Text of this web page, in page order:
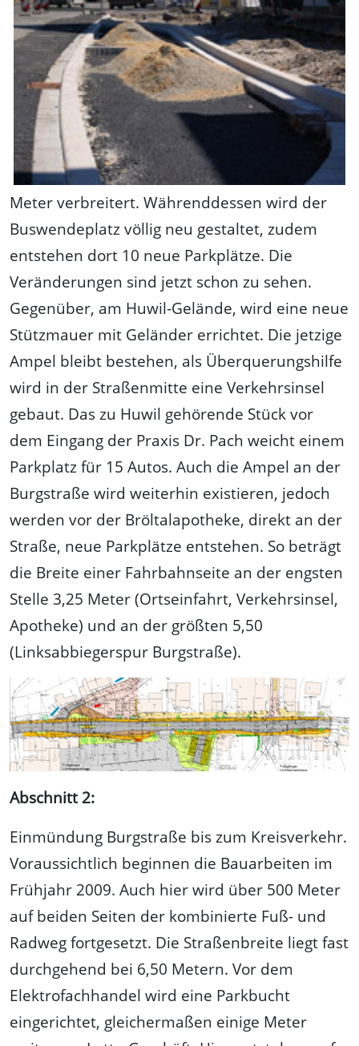
Meter verbreitert. Währenddessen wird der
Buswendeplatz völlig neu gestaltet, zudem
entstehen dort 10 neue Parkplätze. Die
Veränderungen sind jetzt schon zu sehen.
Gegenüber, am Huwil-Gelände, wird eine neue
Stützmauer mit Geländer errichtet. Die jetzige
Ampel bleibt bestehen, als Überquerungshilfe
wird in der Straßenmitte eine Verkehrsinsel
gebaut. Das zu Huwil gehörende Stück vor
dem Eingang der Praxis Dr. Pach weicht einem
Parkplatz für 15 Autos. Auch die Ampel an der
Burgstraße wird weiterhin existieren, jedoch
werden vor der Bröltalapotheke, direkt an der
Straße, neue Parkplätze entstehen. So beträgt
die Breite einer Fahrbahnseite an der engsten
Stelle 3,25 Meter (Ortseinfahrt, Verkehrsinsel,
Apotheke) und an der größten 5,50
(Linksabbiegerspur Burgstraße).
Abschnitt 2:
Einmündung Burgstraße bis zum Kreisverkehr.
Voraussichtlich beginnen die Bauarbeiten im
Frühjahr 2009. Auch hier wird über 500 Meter
auf beiden Seiten der kombinierte Fuß- und
Radweg fortgesetzt. Die Straßenbreite liegt fast
durchgehend bei 6,50 Metern. Vor dem
Elektrofachhandel wird eine Parkbucht
eingerichtet, gleichermaßen einige Meter